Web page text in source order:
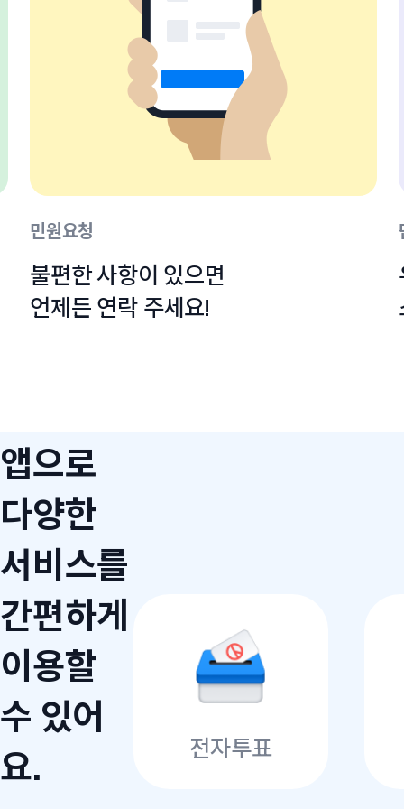
민원요청
불편한 사항이 있으면
언제든 연락 주세요!
앱으로
다양한
서비스를
간편하게
이용할
수 있어
요.
전자투표